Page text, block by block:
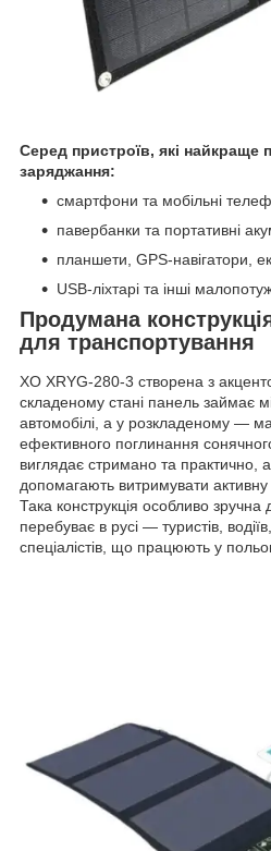
Серед пристроїв, які найкраще
заряджання:
смартфони та мобільні
павербанки та портативні
планшети, GPS-навігатори,
USB-ліхтарі та інші
Продумана
для транспортування
XO XRYG-280-3 створена з
складеному стані панель займає
автомобілі, а у розкладеному —
ефективного поглинання
виглядає стримано та практично,
допомагають витримувати активну
Така конструкція особливо зручна
перебуває в русі — туристів,
спеціалістів, що працюють у